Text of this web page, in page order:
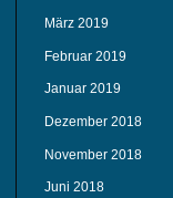
März 2019
Februar 2019
Januar 2019
Dezember 2018
November 2018
Juni 2018